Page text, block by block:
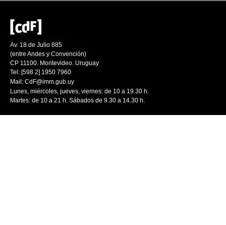
Av. 18 de Julio 885
(entre Andes y Convención)
CP 11100. Montevideo. Uruguay
Tel: [598 2] 1950 7960
Mail: CdF@imm.gub.uy
Lunes, miércoles, jueves, viernes: de 10 a 19.30 h.
Martes: de 10 a 21 h. Sábados de 9.30 a 14.30 h.